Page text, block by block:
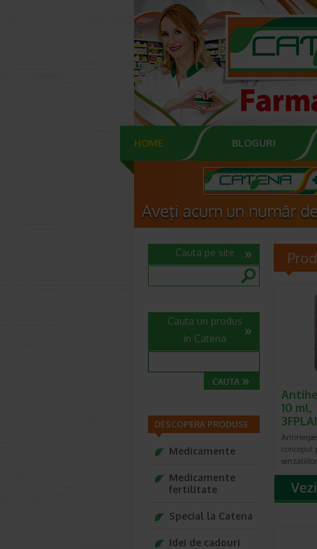
HOME BLOGURI
10 ml,
conceput
Cauta pe site
Cauta un produs
in Catena
DESCOPERA PRODUSE
Medicamente
Medicamente
fertilitate
Special la Catena
Idei de cadouri